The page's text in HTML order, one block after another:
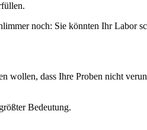
noch: Sie könnten Ihr Labor
wollen, dass Ihre Proben nicht
Bedeutung.